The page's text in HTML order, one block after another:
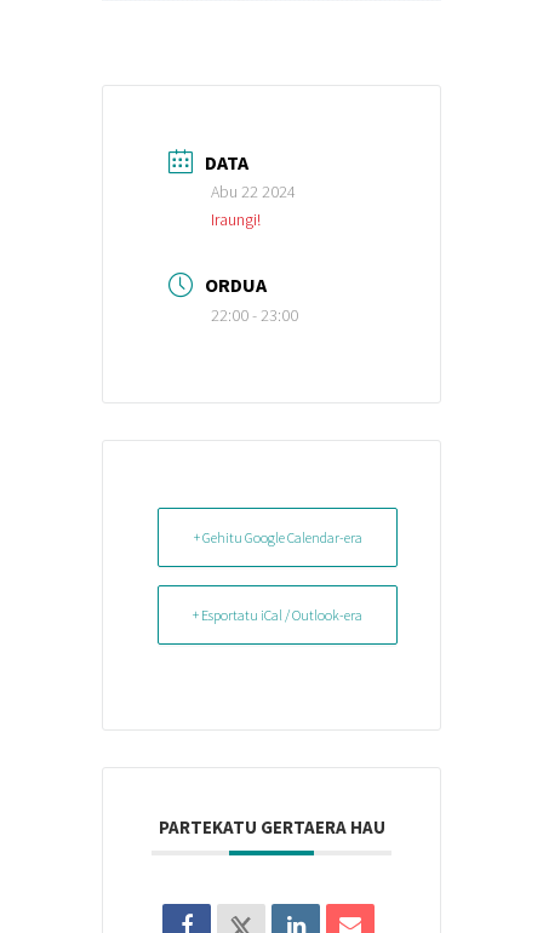
DATA
Abu 22 2024
Iraungi!
ORDUA
22:00 - 23:00
+ Gehitu Google Calendar-era
+ Esportatu iCal / Outlook-era
PARTEKATU GERTAERA HAU